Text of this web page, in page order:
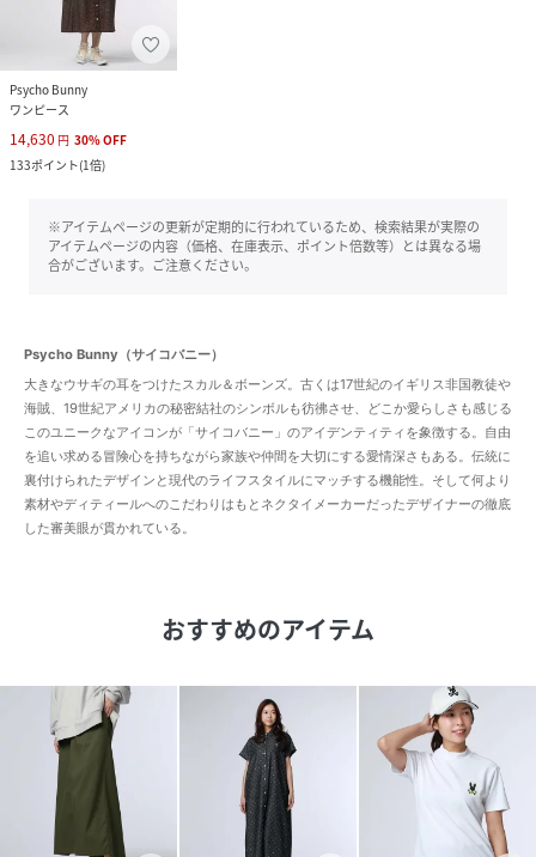
Psycho Bunny
ワンピース
14,630 円 30%OFF
133ポイント(1倍)
※アイテムページの更新が定期的に行われているため、検索結果が実際の
アイテムページの内容（価格、在庫表示、ポイント倍数等）とは異なる場
合がございます。ご注意ください。
Psycho Bunny（サイコバニー）
大きなウサギの耳をつけたスカル＆ボーンズ。古くは17世紀のイギリス非国教徒や
海賊、19世紀アメリカの秘密結社のシンボルも彷彿させ、どこか愛らしさも感じる
このユニークなアイコンが「サイコバニー」のアイデンティティを象徴する。自由
を追い求める冒険心を持ちながら家族や仲間を大切にする愛情深さもある。伝統に
裏付けられたデザインと現代のライフスタイルにマッチする機能性。そして何より
素材やディティールへのこだわりはもとネクタイメーカーだったデザイナーの徹底
した審美眼が貫かれている。
おすすめのアイテム